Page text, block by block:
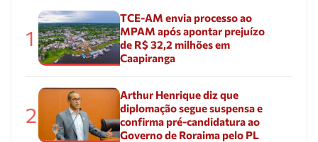
1
TCE-AM envia processo ao
MPAM após apontar prejuízo
de R$ 32,2 milhões em
Caapiranga
2
Arthur Henrique diz que
diplomação segue suspensa e
confirma pré-candidatura ao
Governo de Roraima pelo PL